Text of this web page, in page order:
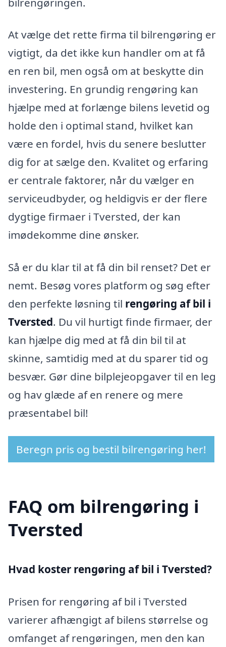
At vælge det rette firma til bilrengøring er
vigtigt, da det ikke kun handler om at få
en ren bil, men også om at beskytte din
investering. En grundig rengøring kan
hjælpe med at forlænge bilens levetid og
holde den i optimal stand, hvilket kan
være en fordel, hvis du senere beslutter
dig for at sælge den. Kvalitet og erfaring
er centrale faktorer, når du vælger en
serviceudbyder, og heldigvis er der flere
dygtige firmaer i Tversted, der kan
imødekomme dine ønsker.
Så er du klar til at få din bil renset? Det er
nemt. Besøg vores platform og søg efter
den perfekte løsning til rengøring af bil i
Tversted. Du vil hurtigt finde firmaer, der
kan hjælpe dig med at få din bil til at
skinne, samtidig med at du sparer tid og
besvær. Gør dine bilplejeopgaver til en leg
og hav glæde af en renere og mere
præsentabel bil!
Beregn pris og bestil bilrengøring her!
FAQ om bilrengøring i
Tversted
Hvad koster rengøring af bil i Tversted?
Prisen for rengøring af bil i Tversted
varierer afhængigt af bilens størrelse og
omfanget af rengøringen, men den kan